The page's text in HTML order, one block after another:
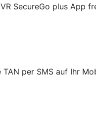
SecureGo plus App
per SMS auf Ihr